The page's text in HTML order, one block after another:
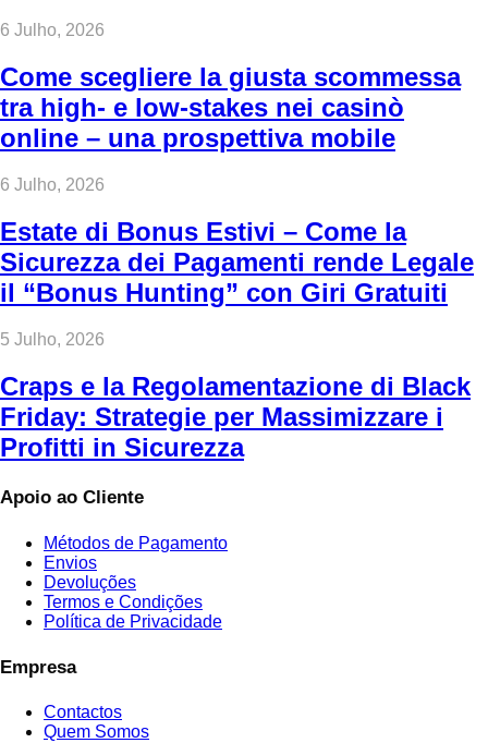
6 Julho, 2026
Come scegliere la giusta scommessa
tra high‑ e low‑stakes nei casinò
online – una prospettiva mobile
6 Julho, 2026
Estate di Bonus Estivi – Come la
Sicurezza dei Pagamenti rende Legale
il “Bonus Hunting” con Giri Gratuiti
5 Julho, 2026
Craps e la Regolamentazione di Black
Friday: Strategie per Massimizzare i
Profitti in Sicurezza
Apoio ao Cliente
Métodos de Pagamento
Envios
Devoluções
Termos e Condições
Política de Privacidade
Empresa
Contactos
Quem Somos